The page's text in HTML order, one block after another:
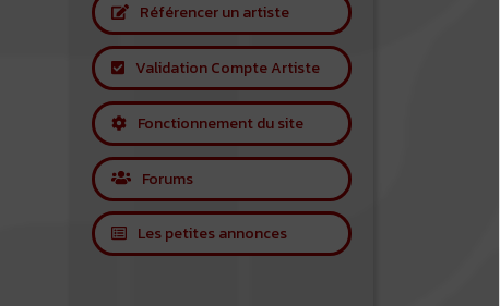
Référencer un artiste
Validation Compte Artiste
Fonctionnement du site
Forums
Les petites annonces